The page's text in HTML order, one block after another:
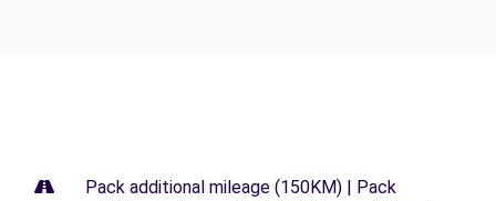
Pack additional mileage (150KM) | Pack